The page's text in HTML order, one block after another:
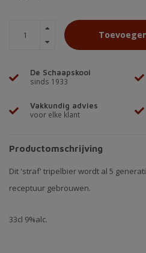
De Schaapskooi
sinds 1933
Vakkundig advies
voor elke klant
Productomschrijving
Dit 'straf' tripelbier wordt al 5
receptuur gebrouwen.
33cl 9%alc.